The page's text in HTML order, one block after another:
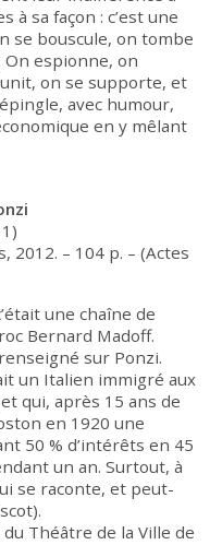
à sa façon : c’est une
se bouscule, on tombe
On espionne, on
on se supporte, et
avec humour,
en y mêlant
2012. – 104 p. – (Actes
une chaîne de
Bernard Madoff.
sur Ponzi.
un Italien immigré aux
qui, après 15 ans de
en 1920 une
50 % d’intérêts en 45
un an. Surtout, à
se raconte, et peut-
Théâtre de la Ville de